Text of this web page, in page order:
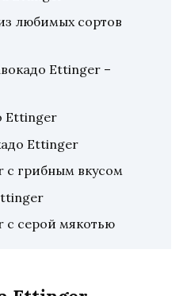
любимых сортов
Ettinger –
Ettinger
Ettinger
с грибным вкусом
с серой мякотью